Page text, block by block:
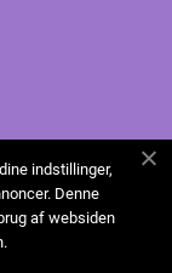
indstillinger,
Denne
af websiden